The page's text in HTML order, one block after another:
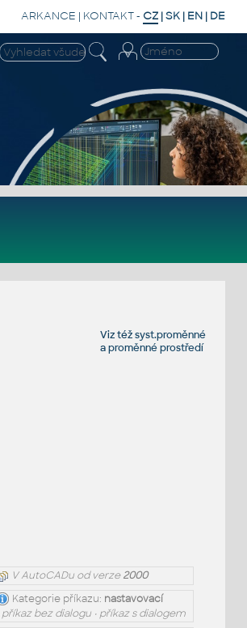
ARKANCE | KONTAKT- CZ |SK | EN | DE
Viz téžsyst.proměnné
aproměnné prostředí
V AutoCADu od verze2000
Kategorie příkazu: nastavovací
příkaz bez dialogu • příkaz s dialogem